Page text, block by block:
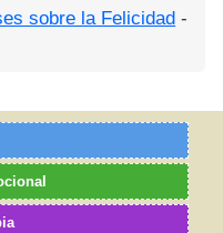
sobre la Felicidad -